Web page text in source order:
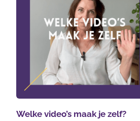
Welke video’s maak je zelf?